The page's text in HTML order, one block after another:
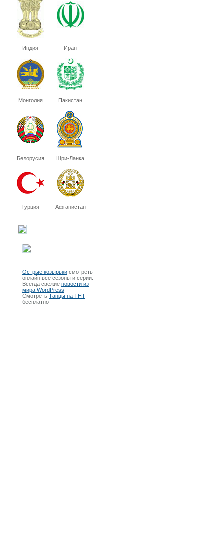
Индия Иран
Монголия Пакистан
Белорусия Шри-Ланка
Турция Афганистан
Острые козырьки смотреть
онлайн все сезоны и серии.
Всегда свежие новости из
мира WordPress
Смотреть Танцы на ТНТ
бесплатно